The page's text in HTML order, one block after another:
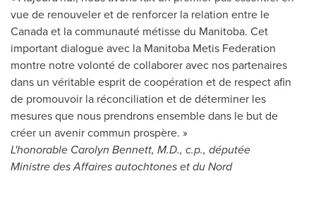
vue de renouveler et de renforcer la relation entre le
Canadaet la communauté métisse du Manitoba. Cet
important dialogue avec la Manitoba Metis Federation
montre notre volonté de collaborer avec nos partenaires
dans un véritable esprit de coopération et de respect afin
de promouvoir la réconciliation et de déterminer les
mesures que nous prendrons ensemble dans le but de
créer un avenir commun prospère. »
L'honorable Carolyn Bennett, M.D., c.p., députée
Ministre des Affaires autochtones et du Nord